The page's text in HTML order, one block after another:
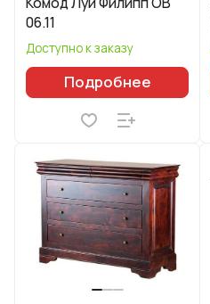
06.11
Доступно к заказу
Подробнее